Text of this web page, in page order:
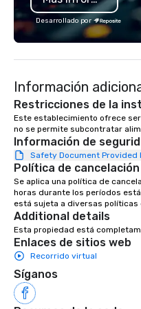
exciting wedding rental
and unparalleled event
it’s clear that weddings
whatever its form, it’s a
relationships that bring
together, and support all
couples throughout our
We’re huge fans of socials
celebrations where people
laughter and find joy. From
to anniversaries, to
more, Premiere will bring
you need to the party, and
‘frills’ you want to help
event dreams. If on the
you’re wanting to ‘get down
and needs equally well.
business too, and we know
Desarrollado por
Información
Restricciones de la
Este establecimiento ofrece
no se permite subcontratar
Información de
Safety Document Provided
Política de cancelación
Se aplica una política de
horas durante los períodos
está sujeta a diversas
Additional details
Esta propiedad está
Enlaces de sitios web
Recorrido virtual
Síganos